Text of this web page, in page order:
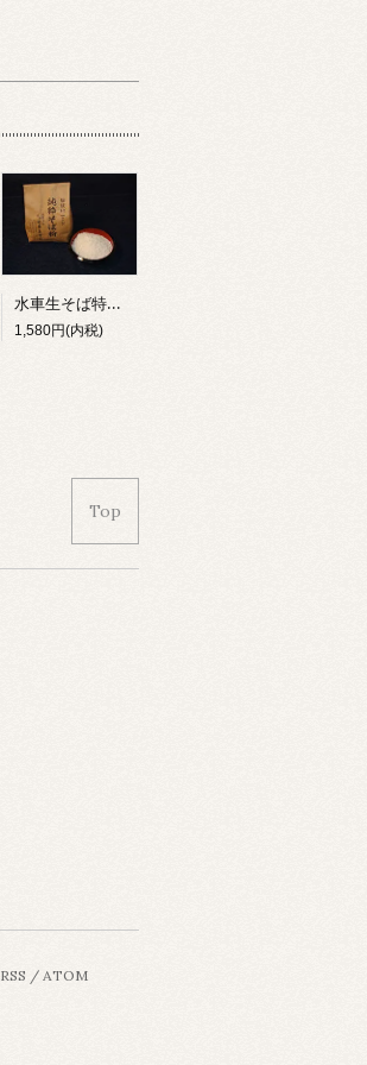
水車生そば特製そば粉(1kg)
1,580円(内税)
Top
RSS / ATOM